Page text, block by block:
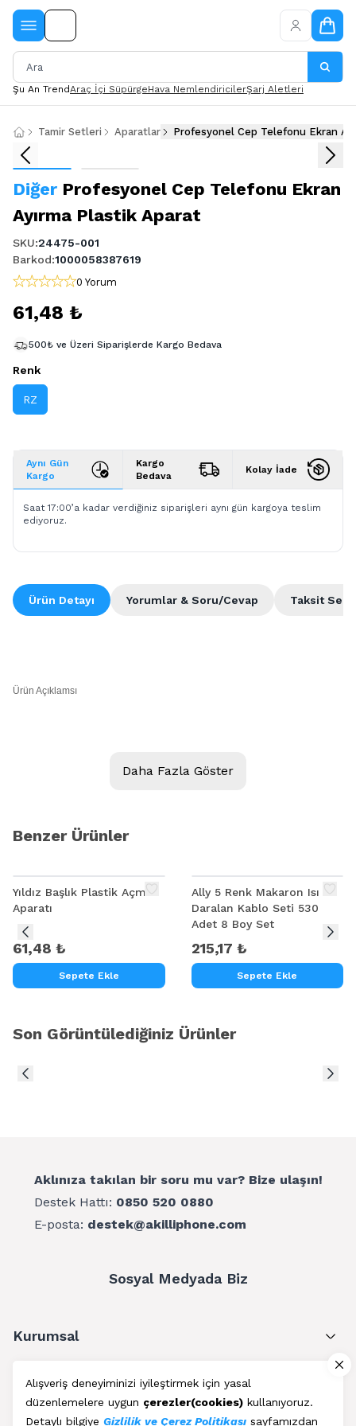
Alışveriş deneyiminizi iyileştirmek için yasal
düzenlemelere uygun çerezler(cookies) kullanıyoruz.
Detaylı bilgiye Gizlilik ve Çerez Politikası sayfamızdan
Şu An TrendAraç İçi SüpürgeHava NemlendiricilerŞarj Aletleri
Tamir Setleri Aparatlar Profesyonel Cep Telefonu Ekran
Diğer Profesyonel Cep Telefonu Ekran
Ayırma Plastik Aparat
SKU:24475-001
Barkod:1000058387619
0 Yorum
61,48 ₺
500₺ ve Üzeri Siparişlerde Kargo Bedava
Renk
RZ
Aynı Gün
Kargo
Kargo
Bedava
Kolay İade
Saat 17:00’a kadar verdiğiniz siparişleri aynı gün kargoya teslim
ediyoruz.
Ürün Detayı Taksit
Yorumlar & Soru/Cevap
Ürün Açıklamsı
Ürün Açıklamsı
Bayilik için Lutfen bizimle irtibat Kurun
Daha Fazla Göster
Benzer Ürünler
Yıldız Başlık Plastik Açma
Aparatı
61,48 ₺
Sepete Ekle
Ally 5 Renk Makaron Isı İle
Daralan Kablo Seti 530
Adet 8 Boy Set
215,17 ₺
Sepete Ekle
Son Görüntülediğiniz Ürünler
Aklınıza takılan bir soru mu var? Bize ulaşın!
Destek Hattı: 0850 520 0880
E-posta: destek@akilliphone.com
Sosyal Medyada Biz
Kurumsal
Müşteri Hizmetleri
Üyelik